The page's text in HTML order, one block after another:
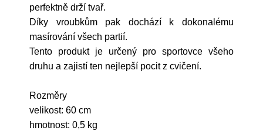
perfektně drží tvař.
Díky vroubkům pak dochází k dokonalému
masírování všech partií.
Tento produkt je určený pro sportovce všeho
druhu a zajistí ten nejlepší pocit z cvičení.
Rozměry
velikost: 60 cm
hmotnost: 0,5 kg